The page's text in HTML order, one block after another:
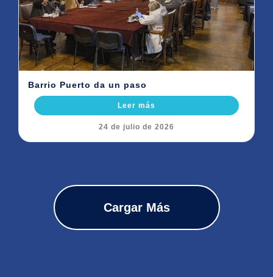
Barrio Puerto da un paso
Leer más
24 de julio de 2026
Cargar Más